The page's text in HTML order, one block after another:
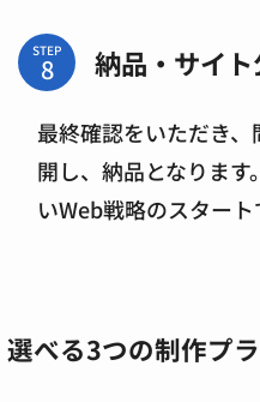
STEP 納品・サイト
最終確認をいただき
開し、納品となりま
いWeb戦略のスタート
選べる3つの制作プ